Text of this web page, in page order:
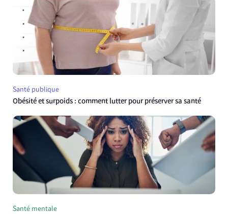
Santé publique
Obésité et surpoids : comment lutter pour préserver sa santé
Santé mentale